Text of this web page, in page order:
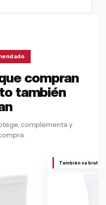
compran
también
complementa y
También va brutal